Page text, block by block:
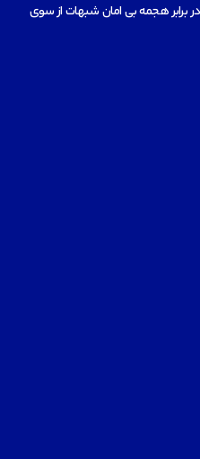
برابر هجمه بی امان شبهات از سوی